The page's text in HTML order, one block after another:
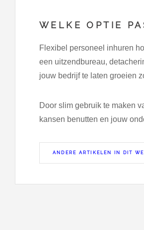
WELKE OPTIE
Flexibel personeel inhuren
een uitzendbureau,
jouw bedrijf te laten groeien
Door slim gebruik te maken
kansen benutten en jouw
ANDERE ARTIKELEN IN DIT